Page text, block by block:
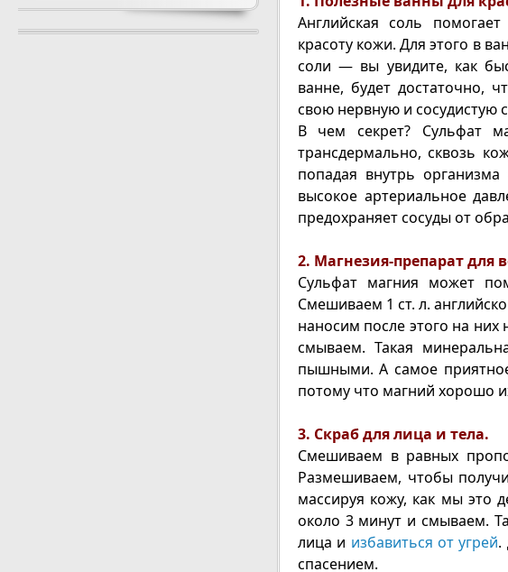
Английская соль
красоту кожи. Для этого в
соли — вы увидите, как
ванне, будет достаточно,
свою нервную и сосудистую
В чем секрет? Сульфат
трансдермально, сквозь
попадая внутрь
высокое артериальное
предохраняет сосуды от
2. Магнезия-препарат для
Сульфат магния может
Смешиваем 1 ст. л.
наносим после этого на
смываем. Такая
пышными. А самое
потому что магний хорошо
3. Скраб для лица и тела.
Смешиваем в равных
Размешиваем, чтобы
массируя кожу, как мы это
около 3 минут и смываем.
лица и избавиться от угрей.
спасением.